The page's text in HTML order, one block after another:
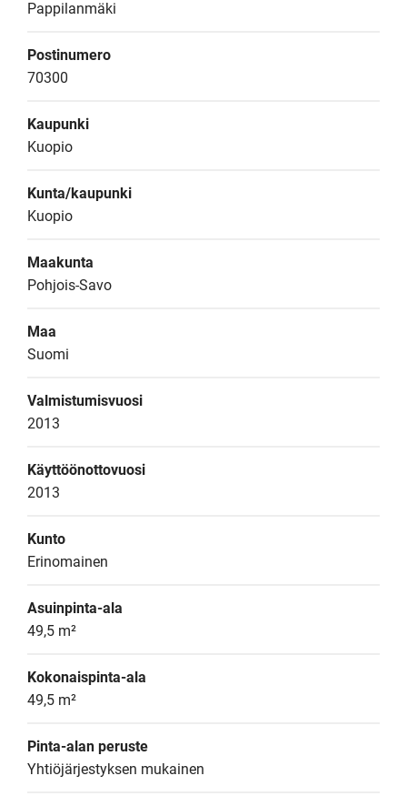
Pappilanmäki
Postinumero
70300
Kaupunki
Kuopio
Kunta/kaupunki
Kuopio
Maakunta
Pohjois-Savo
Maa
Suomi
Valmistumisvuosi
2013
Käyttöönottovuosi
2013
Kunto
Erinomainen
Asuinpinta-ala
49,5 m²
Kokonaispinta-ala
49,5 m²
Pinta-alan peruste
Yhtiöjärjestyksen mukainen